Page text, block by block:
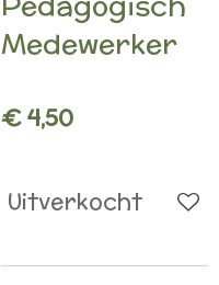
Medewerker
€ 4,50
Uitverkocht